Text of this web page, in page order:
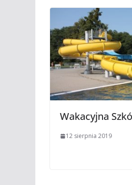
Wakacyjna
12 sierpnia 2019